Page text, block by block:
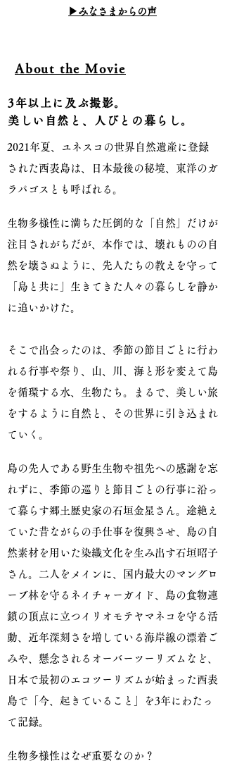
​▶みなさまからの声
About the Movie
3年以上に及ぶ撮影。
美しい自然と、人びとの暮らし。
2021年夏、ユネスコの世界自然遺産に登録
された西表島は、日本最後の秘境、東洋のガ
ラパゴスとも呼ばれる。
生物多様性に満ちた圧倒的な「自然」だけが
注目されがちだが、本作では、壊れものの自
然を壊さぬように、先人たちの教えを守って
「島と共に」生きてきた人々の暮らしを静か
に追いかけた。
そこで出会ったのは、季節の節目ごとに行わ
れる行事や祭り、山、川、海と形を変えて島
を循環する水、生物たち。まるで、美しい旅
をするように自然と、その世界に引き込まれ
ていく。
島の先人である野生生物や祖先への感謝を忘
れずに、季節の巡りと節目ごとの行事に沿っ
て暮らす郷土歴史家の石垣金星さん。途絶え
ていた昔ながらの手仕事を復興させ、島の自
然素材を用いた染織文化を生み出す石垣昭子
さん。二人をメインに、国内最大のマングロ
ーブ林を守るネイチャーガイド、島の食物連
鎖の頂点に立つイリオモテヤマネコを守る活
動、近年深刻さを増している海岸線の漂着ご
みや、懸念されるオーバーツーリズムなど、
日本で最初のエコツーリズムが始まった西表
島で「今、起きていること」を3年にわたっ
て記録。
生物多様性はなぜ重要なのか？